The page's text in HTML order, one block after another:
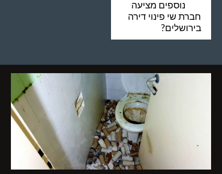
נוספים מציעה
חברת שי פינוי דירה
בירושלים?